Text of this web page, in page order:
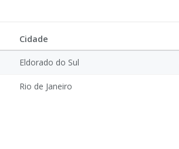
Cidade
Eldorado do Sul
Rio de Janeiro